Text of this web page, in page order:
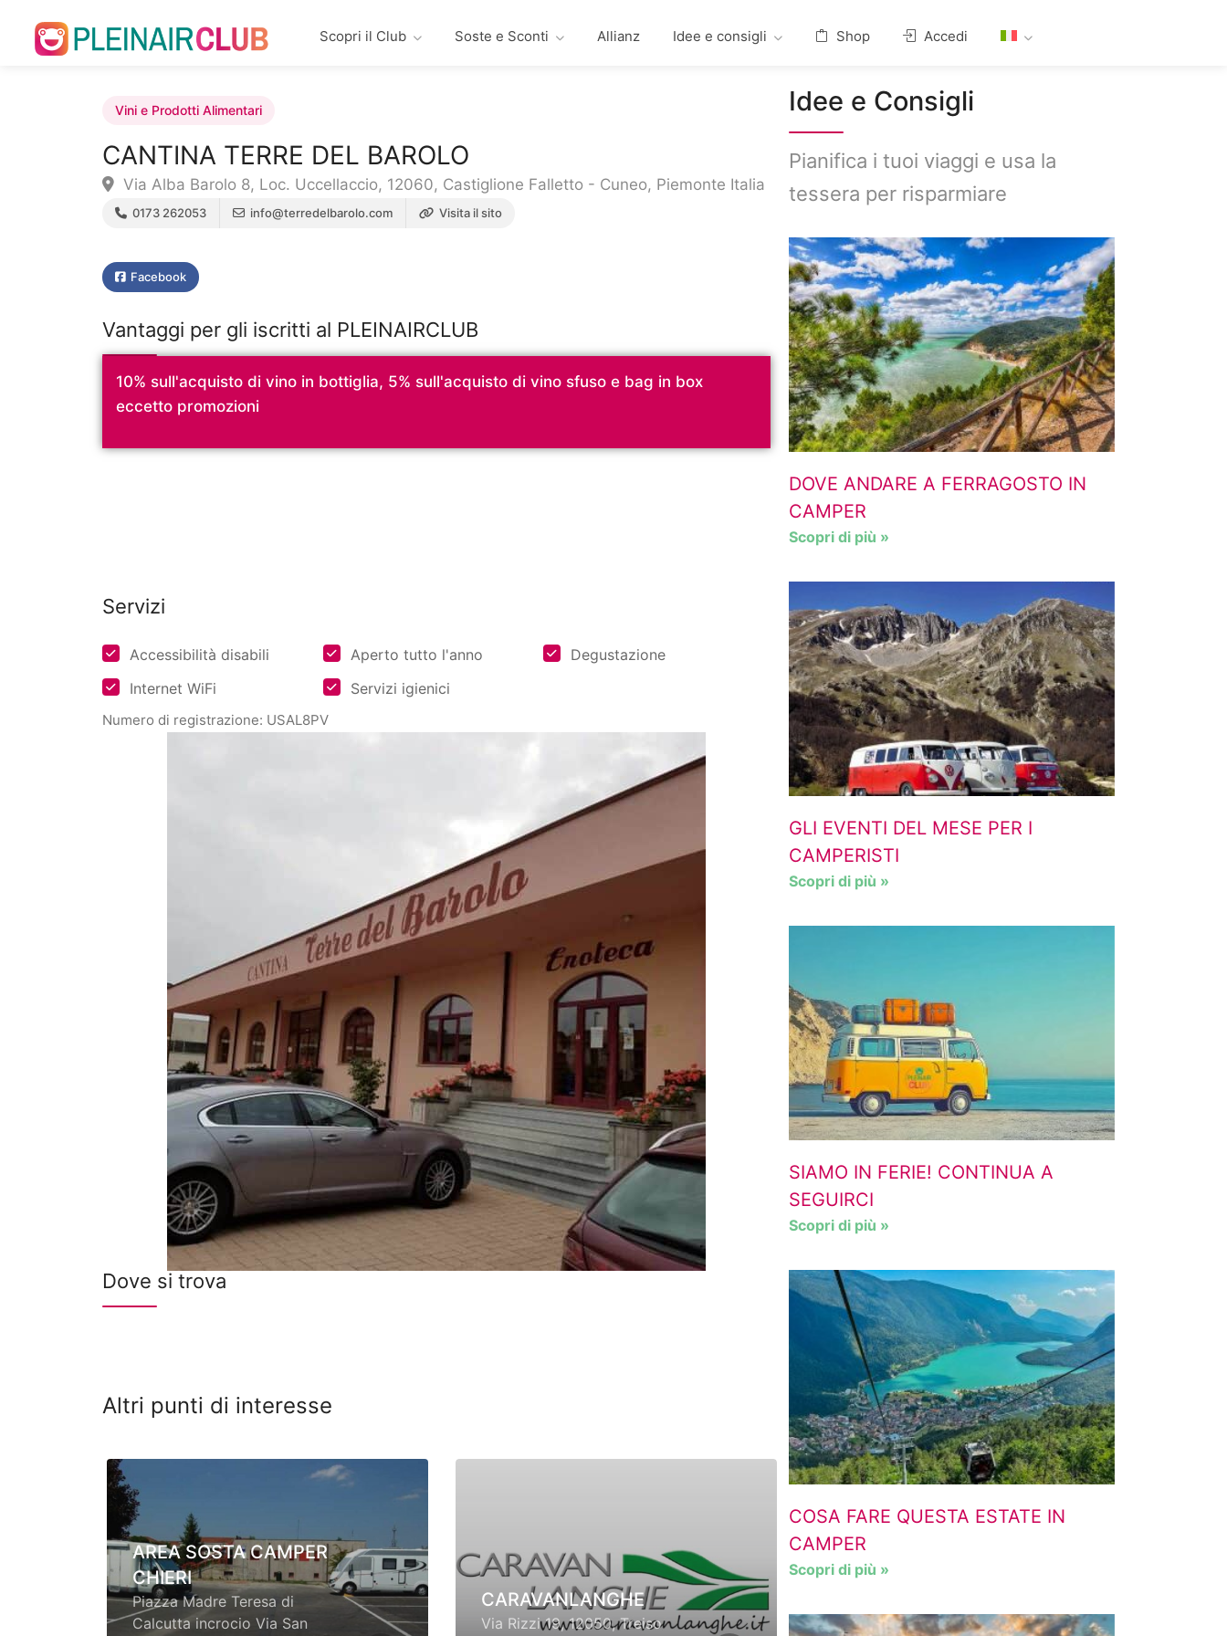
Scopri il Club Soste e Sconti Allianz Idee e consigli Shop Accedi
Vini e Prodotti Alimentari
CANTINA TERRE DEL BAROLO
Via Alba Barolo 8, Loc. Uccellaccio, 12060, Castiglione Falletto - Cuneo, Piemonte Italia
0173 262053 info@terredelbarolo.com Visita il sito
Facebook
Vantaggi per gli iscritti al PLEINAIRCLUB
10% sull'acquisto di vino in bottiglia, 5% sull'acquisto di vino sfuso e bag in box
eccetto promozioni
Servizi
Accessibilità disabili Aperto tutto l'anno
Degustazione
Internet WiFi
Servizi igienici
Numero di registrazione: USAL8PV
Dove si trova
Altri punti di interesse
AREA SOSTA CAMPER
CHIERI
Piazza Madre Teresa di
Calcutta incrocio Via San
CARAVANLANGHE
Via Rizzi 19, 12050, Treiso
PARCHEGGIO CAMPER
Via Gerbido, 23, 10034,
Idee e Consigli
Pianifica i tuoi viaggi e usa la
tessera per risparmiare
DOVE ANDARE A FERRAGOSTO IN
CAMPER
Scopri di più »
GLI EVENTI DEL MESE PER I
CAMPERISTI
Scopri di più »
SIAMO IN FERIE! CONTINUA A
SEGUIRCI
Scopri di più »
COSA FARE QUESTA ESTATE IN
CAMPER
Scopri di più »